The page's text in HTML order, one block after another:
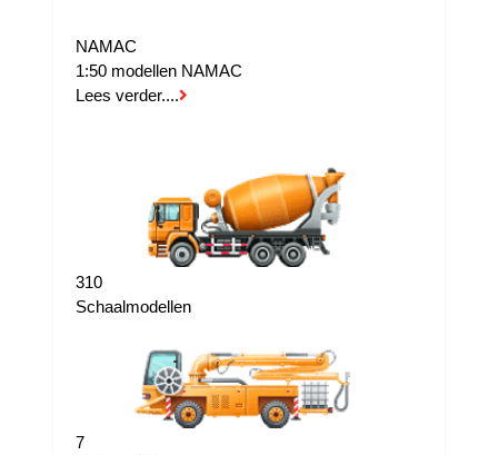
NAMAC
1:50 modellen NAMAC
Lees verder....
310
Schaalmodellen
7